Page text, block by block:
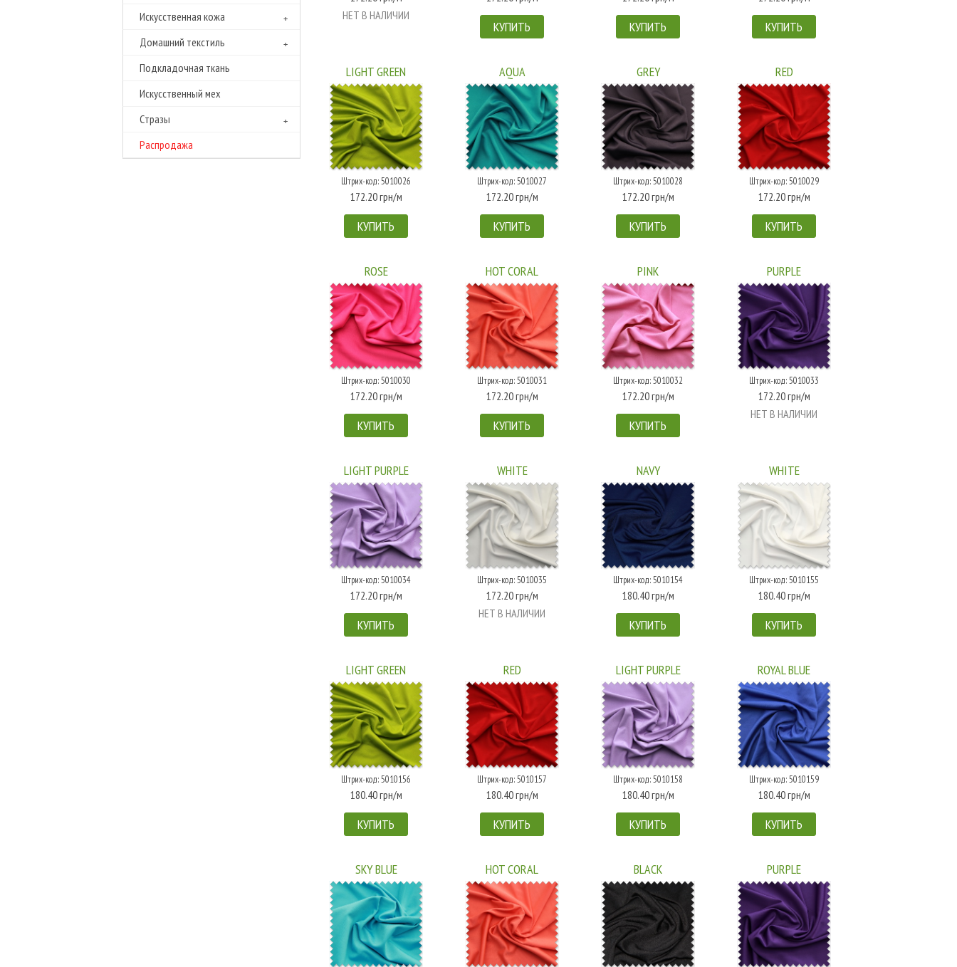
Искусственная кожа
Домашний текстиль
Подкладочная ткань
Искусственный мех
Cтразы
Распродажа
НЕТ В НАЛИЧИИ
КУПИТЬ КУПИТЬ КУПИТЬ
LIGHT GREEN
Штрих-код: 5010026
172.20 грн/м
КУПИТЬ
AQUA
Штрих-код: 5010027
172.20 грн/м
КУПИТЬ
GREY
Штрих-код: 5010028
172.20 грн/м
КУПИТЬ
RED
Штрих-код: 5010029
172.20 грн/м
КУПИТЬ
ROSE
Штрих-код: 5010030
172.20 грн/м
КУПИТЬ
HOT CORAL
Штрих-код: 5010031
172.20 грн/м
КУПИТЬ
PINK
Штрих-код: 5010032
172.20 грн/м
КУПИТЬ
PURPLE
Штрих-код: 5010033
172.20 грн/м
НЕТ В НАЛИЧИИ
LIGHT PURPLE
Штрих-код: 5010034
172.20 грн/м
КУПИТЬ
WHITE
Штрих-код: 5010035
172.20 грн/м
НЕТ В НАЛИЧИИ
NAVY
Штрих-код: 5010154
180.40 грн/м
КУПИТЬ
WHITE
Штрих-код: 5010155
180.40 грн/м
КУПИТЬ
LIGHT GREEN
Штрих-код: 5010156
180.40 грн/м
КУПИТЬ
RED
Штрих-код: 5010157
180.40 грн/м
КУПИТЬ
LIGHT PURPLE
Штрих-код: 5010158
180.40 грн/м
КУПИТЬ
ROYAL BLUE
Штрих-код: 5010159
180.40 грн/м
КУПИТЬ
SKY BLUE HOT CORAL BLACK PURPLE